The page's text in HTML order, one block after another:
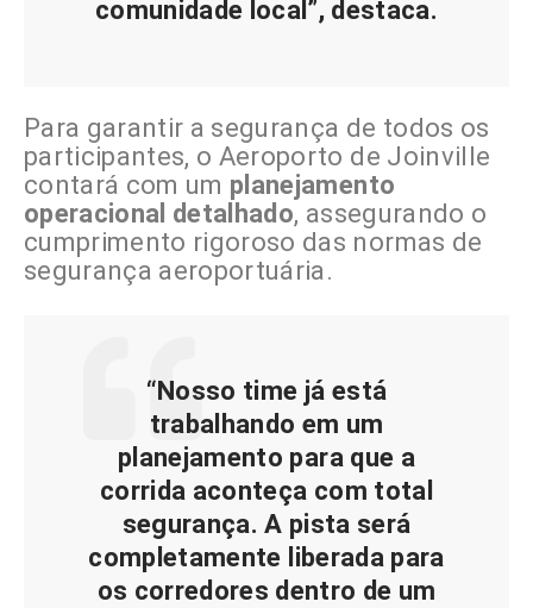
comunidade local”, destaca.
Para garantir a segurança de todos os
participantes, o Aeroporto de Joinville
contará com um planejamento
operacional detalhado, assegurando o
cumprimento rigoroso das normas de
segurança aeroportuária.
“Nosso time já está
trabalhando em um
planejamento para que a
corrida aconteça com total
segurança. A pista será
completamente liberada para
os corredores dentro de um